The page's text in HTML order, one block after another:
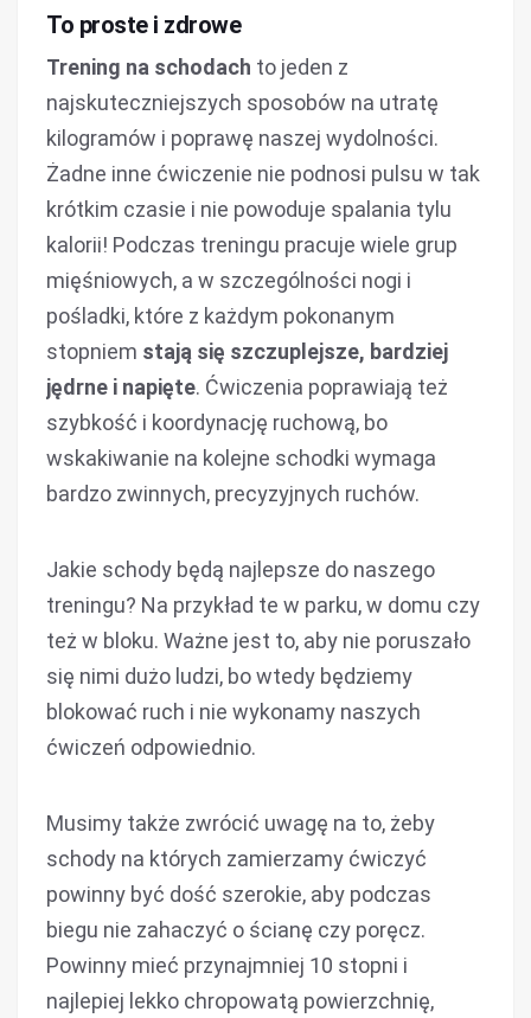
To proste i zdrowe
Trening na schodach to jeden z
najskuteczniejszych sposobów na utratę
kilogramów i poprawę naszej wydolności.
Żadne inne ćwiczenie nie podnosi pulsu w tak
krótkim czasie i nie powoduje spalania tylu
kalorii! Podczas treningu pracuje wiele grup
mięśniowych, a w szczególności nogi i
pośladki, które z każdym pokonanym
stopniem stają się szczuplejsze, bardziej
jędrne i napięte. Ćwiczenia poprawiają też
szybkość i koordynację ruchową, bo
wskakiwanie na kolejne schodki wymaga
bardzo zwinnych, precyzyjnych ruchów.
Jakie schody będą najlepsze do naszego
treningu? Na przykład te w parku, w domu czy
też w bloku. Ważne jest to, aby nie poruszało
się nimi dużo ludzi, bo wtedy będziemy
blokować ruch i nie wykonamy naszych
ćwiczeń odpowiednio.
Musimy także zwrócić uwagę na to, żeby
schody na których zamierzamy ćwiczyć
powinny być dość szerokie, aby podczas
biegu nie zahaczyć o ścianę czy poręcz.
Powinny mieć przynajmniej 10 stopni i
najlepiej lekko chropowatą powierzchnię,